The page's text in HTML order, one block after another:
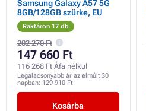
Samsung Galaxy A57 5G
8GB/128GB szürke, EU
Raktáron 17 db
202 270 Ft
147 660 Ft
116 268 Ft Áfa nélkül
Legalacsonyabb ár az elmúlt 30
napban: 129 910 Ft
Kosárba